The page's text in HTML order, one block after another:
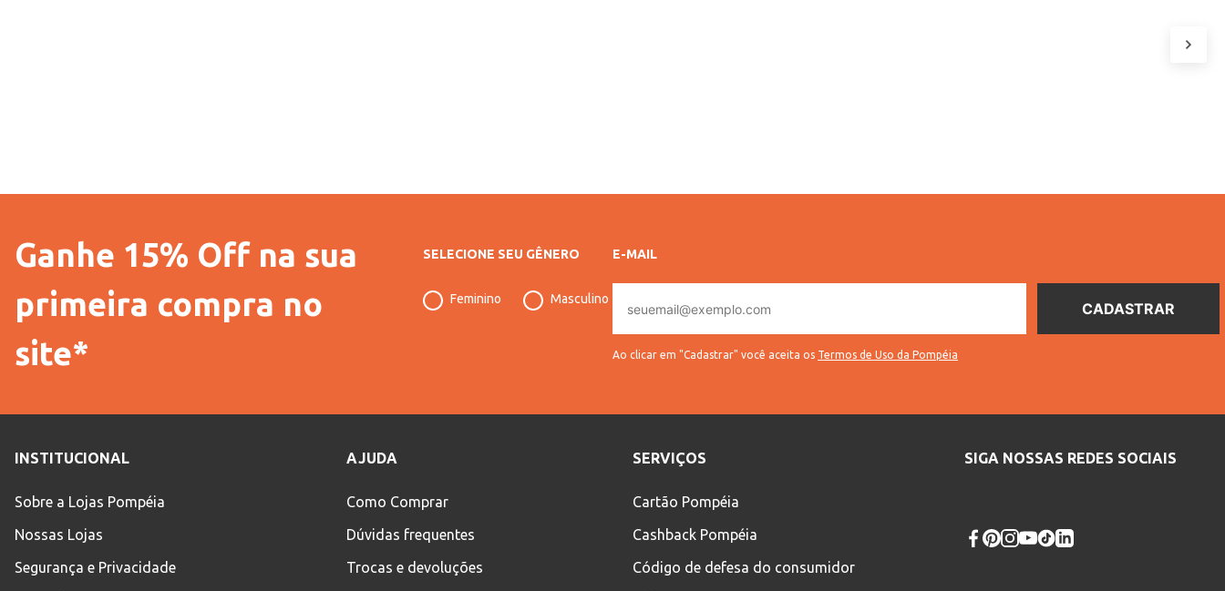
Ganhe 15% Off na sua
primeira compra no
site*
SELECIONE SEU GÊNERO
Feminino Masculino
E-MAIL
mail
Ao clicar em "Cadastrar" você aceita os Termos de Uso da Pompéia
INSTITUCIONAL
Sobre a Lojas Pompéia
Nossas Lojas
Segurança e Privacidade
AJUDA
Como Comprar
Dúvidas frequentes
Trocas e devoluções
SERVIÇOS
Cartão Pompéia
Cashback Pompéia
Código de defesa do consumidor
SIGA NOSSAS REDES SOCIAIS